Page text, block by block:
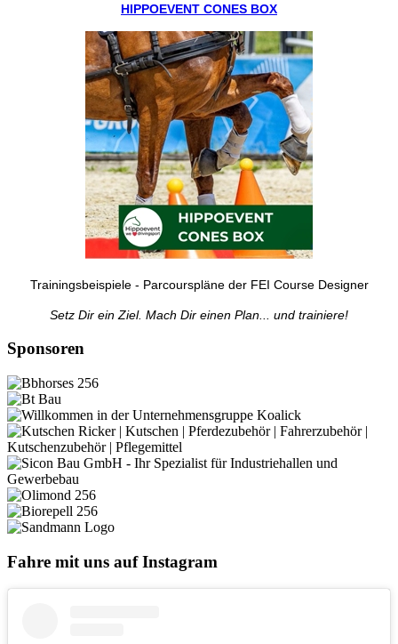
HIPPOEVENT CONES BOX
Trainingsbeispiele - Parcourspläne der FEI Course Designer
Setz Dir ein Ziel. Mach Dir einen Plan... und trainiere!
Sponsoren
Fahre mit uns auf Instagram